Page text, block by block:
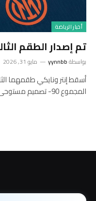
أخبار الرياضة
تم إصدار الطقم الثالث
بواسطةyynnbb مايو 31, 2026
المجموع 90- تصميم مستوحى يُحيي أحد قوالب Nike الأكثر شهرة…